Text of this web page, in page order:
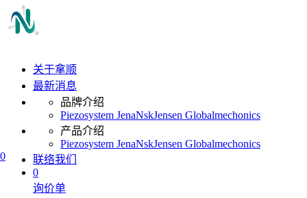
0
关于拿顺
最新消息
品牌介绍
Piezosystem JenaNskJensen Globalmechonics
产品介绍
Piezosystem JenaNskJensen Globalmechonics
联络我们
0
询价单